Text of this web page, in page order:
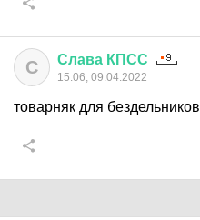
С Слава КПСС
15:06, 09.04.2022
товарняк для бездельников